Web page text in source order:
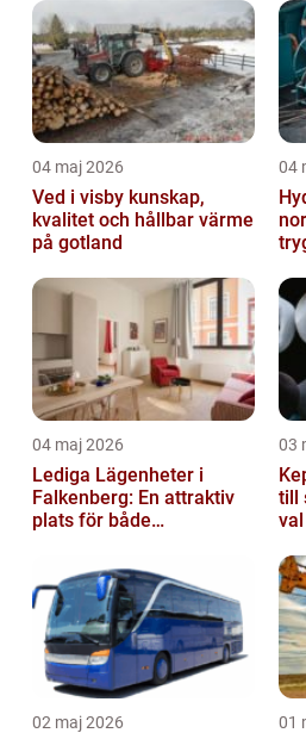
04 maj 2026
Ved i visby kunskap,
kvalitet och hållbar värme
på gotland
04
04 maj 2026
Lediga Lägenheter i
Falkenberg: En attraktiv
plats för både
semesterfirare
03
till
02 maj 2026 01